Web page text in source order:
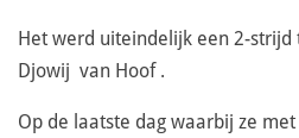
Het werd uiteindelijk een 2-strijd
Djowij van Hoof .
Op de laatste dag waarbij ze